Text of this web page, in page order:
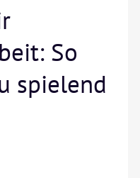
So
spielend